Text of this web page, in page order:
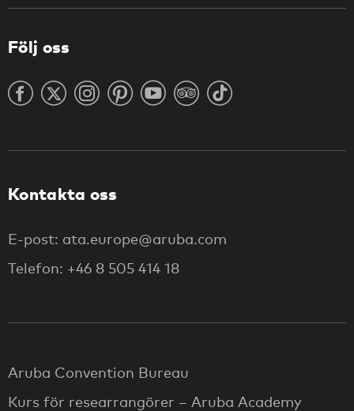
Följ oss
Kontakta oss
E-post: ata.europe@aruba.com
Telefon: +46 8 505 414 18
Aruba Convention Bureau
Kurs för researrangörer – Aruba Academy